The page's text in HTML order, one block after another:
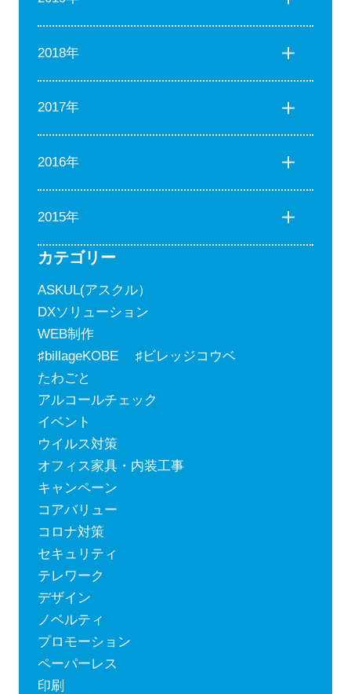
2018年
2017年
2016年
2015年
カテゴリー
ASKUL(アスクル）
DXソリューション
WEB制作
♯billageKOBE ♯ビレッジコウベ
たわごと
アルコールチェック
イベント
ウイルス対策
オフィス家具・内装工事
キャンペーン
コアバリュー
コロナ対策
セキュリティ
テレワーク
デザイン
ノベルティ
プロモーション
ペーパーレス
印刷